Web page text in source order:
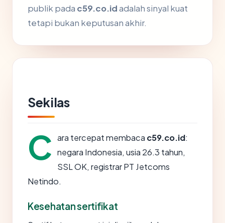
publik pada c59.co.idadalah sinyal kuat
tetapi bukan keputusan akhir.
Sekilas
C ara tercepat membaca c59.co.id:
negara Indonesia, usia 26.3 tahun,
SSL OK, registrar PT Jetcoms
Netindo.
Kesehatan sertifikat